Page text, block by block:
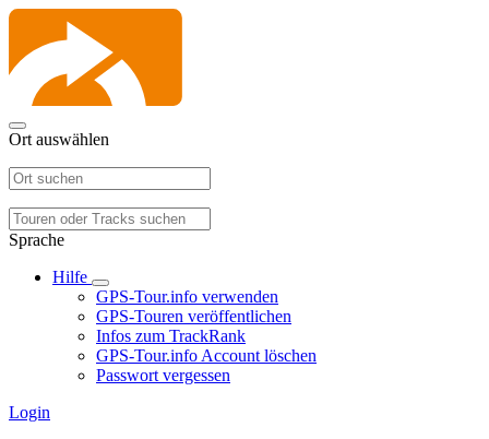
Ort auswählen
Sprache
Hilfe
GPS-Tour.info verwenden
GPS-Touren veröffentlichen
Infos zum TrackRank
GPS-Tour.info Account löschen
Passwort vergessen
Login